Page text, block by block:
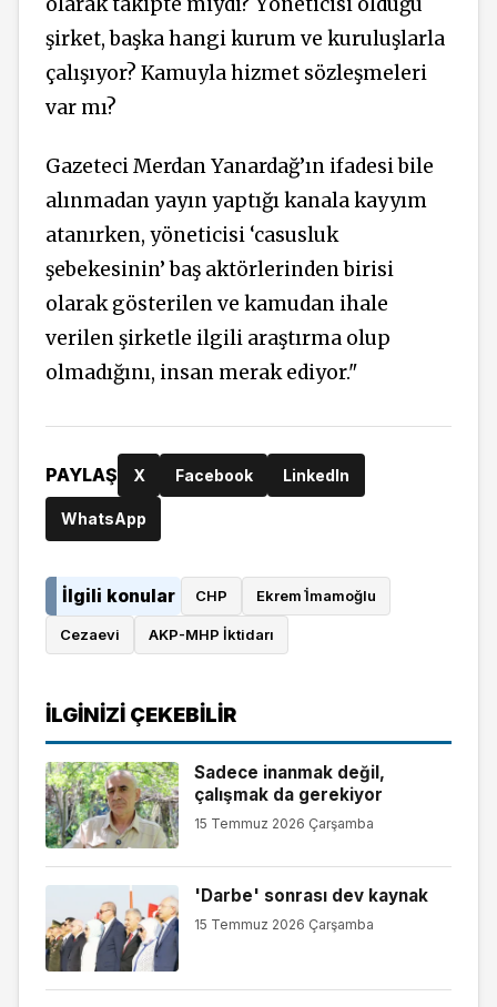
şirket, başka hangi kurum ve kuruluşlarla
çalışıyor? Kamuyla hizmet sözleşmeleri
var mı?
Gazeteci Merdan Yanardağ’ın ifadesi bile
alınmadan yayın yaptığı kanala kayyım
atanırken, yöneticisi ‘casusluk
şebekesinin’ baş aktörlerinden birisi
olarak gösterilen ve kamudan ihale
verilen şirketle ilgili araştırma olup
olmadığını, insan merak ediyor."
PAYLAŞ X Facebook LinkedIn
WhatsApp
İlgili konular CHP Ekrem İ̇mamoğlu
Cezaevi AKP-MHP İktidarı
İLGINIZI ÇEKEBILIR
Sadece inanmak değil,
çalışmak da gerekiyor
15 Temmuz 2026 Çarşamba
'Darbe' sonrası dev kaynak
15 Temmuz 2026 Çarşamba